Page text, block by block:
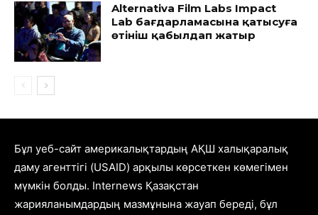
Alternativa Film Labs Impact
Lab бағдарламасына қатысуға
өтініш қабылдап жатыр
Бұл уеб-сайт америкалықтардың АҚШ халықаралық
даму агенттігі (USAID) арқылы көрсеткен көмегімен
мүмкін болды. Internews Қазақстан
жарияланымдардың мазмұнына жауап береді, бұл